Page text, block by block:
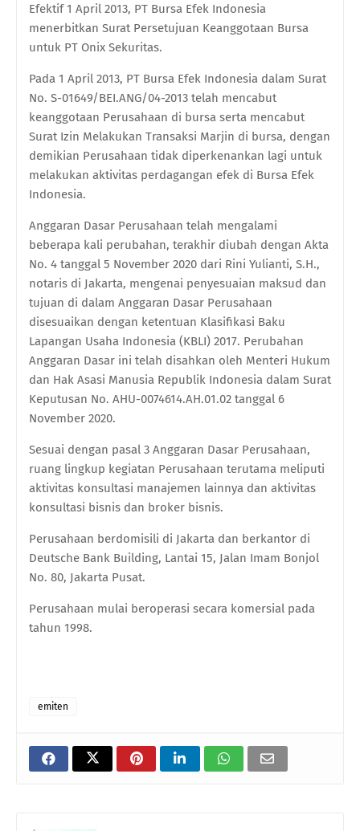
Efektif 1 April 2013, PT Bursa Efek Indonesia
menerbitkan Surat Persetujuan Keanggotaan Bursa
untuk PT Onix Sekuritas.
Pada 1 April 2013, PT Bursa Efek Indonesia dalam Surat
No. S-01649/BEI.ANG/04-2013 telah mencabut
keanggotaan Perusahaan di bursa serta mencabut
Surat Izin Melakukan Transaksi Marjin di bursa, dengan
demikian Perusahaan tidak diperkenankan lagi untuk
melakukan aktivitas perdagangan efek di Bursa Efek
Indonesia.
Anggaran Dasar Perusahaan telah mengalami
beberapa kali perubahan, terakhir diubah dengan Akta
No. 4 tanggal 5 November 2020 dari Rini Yulianti, S.H.,
notaris di Jakarta, mengenai penyesuaian maksud dan
tujuan di dalam Anggaran Dasar Perusahaan
disesuaikan dengan ketentuan Klasifikasi Baku
Lapangan Usaha Indonesia (KBLI) 2017. Perubahan
Anggaran Dasar ini telah disahkan oleh Menteri Hukum
dan Hak Asasi Manusia Republik Indonesia dalam Surat
Keputusan No. AHU-0074614.AH.01.02 tanggal 6
November 2020.
Sesuai dengan pasal 3 Anggaran Dasar Perusahaan,
ruang lingkup kegiatan Perusahaan terutama meliputi
aktivitas konsultasi manajemen lainnya dan aktivitas
konsultasi bisnis dan broker bisnis.
Perusahaan berdomisili di Jakarta dan berkantor di
Deutsche Bank Building, Lantai 15, Jalan Imam Bonjol
No. 80, Jakarta Pusat.
Perusahaan mulai beroperasi secara komersial pada
tahun 1998.
emiten